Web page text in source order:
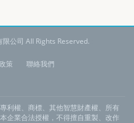
公司 All Rights Reserved.
策
聯絡我們
利權、商標、其他智慧財產權、所有
企業合法授權，不得擅自重製、改作